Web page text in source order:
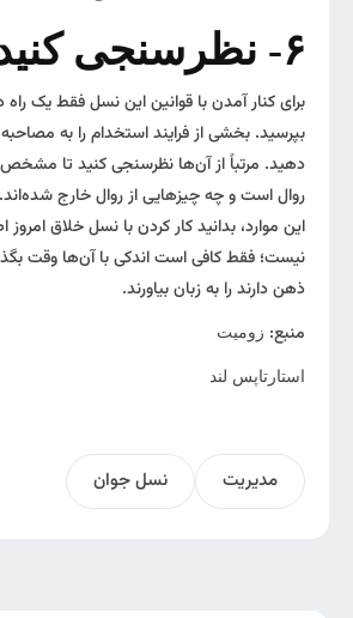
۶- نظرسنجی کنید
برای کنار آمدن با قوانین این نسل فقط یک‌ راه
بپرسید. بخشی از فرایند استخدام را به
دهید. مرتباً از آن‌ها نظرسنجی کنید تا
روال است و چه چیزهایی از روال خارج‌
این موارد، بدانید کار کردن با نسل خلاق امروز
نیست؛ فقط کافی است اندکی با آن‌ها وقت
ذهن دارند را به زبان بیاورند.
منبع: زومیت
استارتاپس لند
مدیریت نسل جوان